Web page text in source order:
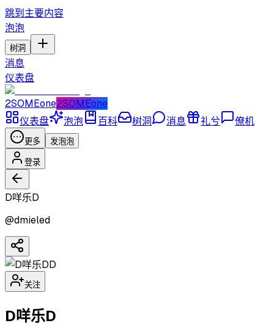
跳到主要内容
泡泡
树洞
消息
仪表盘
2SOMEone2SOMEone
仪表盘
泡泡 百科 树洞 消息 礼兮 僚机
更多 发泡泡
登录
D咩乐D
@dmieled
D
关注
D咩乐D